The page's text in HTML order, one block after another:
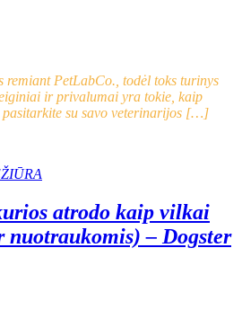
remiant PetLabCo., todėl toks turinys
ir privalumai yra tokie, kaip
pasitarkite su savo veterinarijos […]
atrodo kaip vilkai
– Dogster